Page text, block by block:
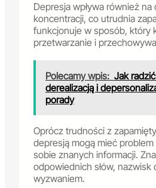
Depresja wpływa również na
koncentracji, co utrudnia
funkcjonuje w sposób, który
przetwarzanie i
Polecamy wpis: Jak
derealizacją i
porady
Oprócz trudności z
depresją mogą mieć
sobie znanych informacji.
odpowiednich słów,
wyzwaniem.